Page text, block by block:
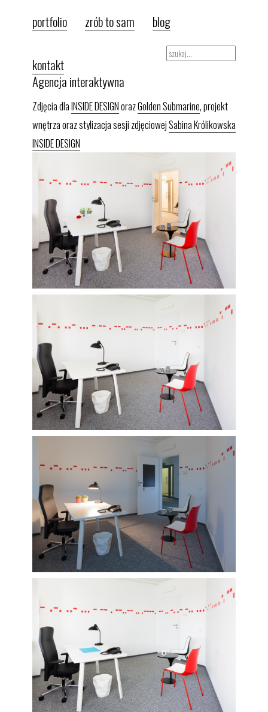
portfolio zrób to sam blog
kontakt
Agencja interaktywna
Zdjęcia dlaINSIDE DESIGNorazGolden Submarine, projekt
wnętrza oraz stylizacja sesji zdjęciowejSabina Królikowska
INSIDE DESIGN